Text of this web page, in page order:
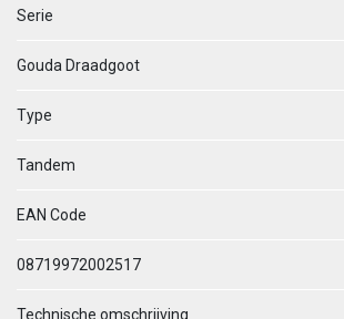
Serie
Gouda Draadgoot
Type
Tandem
EAN Code
08719972002517
Technische omschrijving